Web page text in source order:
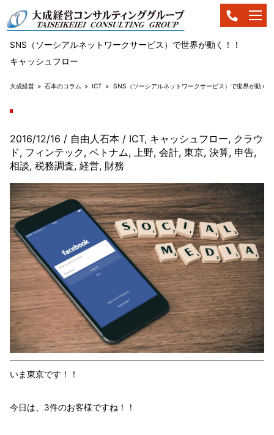
SNS（ソーシアルネットワークサービス）で世界が動く！！
キャッシュフロー
大成経営 石本のコラム ICT SNS（ソーシアルネットワークサービス）で世界が動く
2016/12/16 / 自由人石本 / ICT, キャッシュフロー, クラウ
ド, フィンテック, ベトナム, 上野, 会計, 東京, 決算, 申告,
相談, 税務調査, 経営, 財務
いま東京です！！
今日は、3件のお客様ですね！！